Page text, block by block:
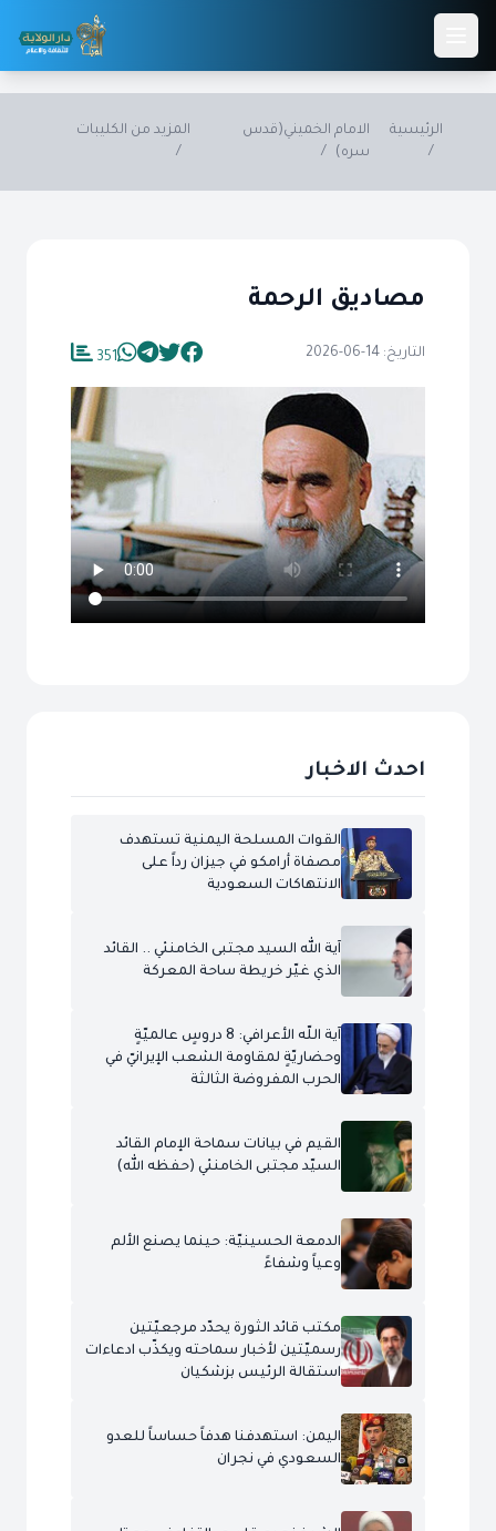
Skip to main content
الرئيسية
/
الامام الخميني(قدس
سره)
/
المزيد من الكليبات
/
مصاديق الرحمة
التاريخ: 14-06-2026 351
احدث الاخبار
القوات المسلحة اليمنية تستهدف
مصفاة أرامكو في جيزان رداً على
الانتهاكات السعودية
آية الله السيد مجتبى الخامنئي .. القائد
الذي غيّر خريطة ساحة المعركة
آية اللّه الأعرافي: 8 دروسٍ عالميّةٍ
وحضاريّةٍ لمقاومة الشعب الإيرانيّ في
الحرب المفروضة الثالثة
القيم في بيانات سماحة الإمام القائد
السيّد مجتبى الخامنئي (حفظه الله)
الدمعة الحسينيّة: حينما يصنع الألم
وعياً وشفاءً
مكتب قائد الثورة يحدّد مرجعيّتين
رسميّتين لأخبار سماحته ويكذّب ادعاءات
استقالة الرئيس بزشكيان
اليمن: استهدفنا هدفاً حساساً للعدو
السعودي في نجران